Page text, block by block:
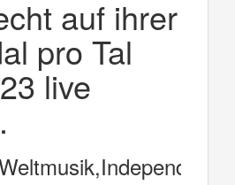
auf ihrer
pro Tal
live